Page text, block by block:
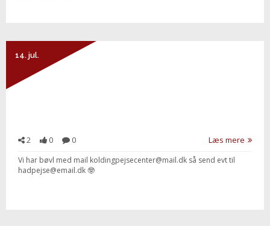
14. jul.
2 0 0 Læs mere
Vi har bøvl med mail koldingpejsecenter@mail.dk så send evt til
hadpejse@email.dk 🤓